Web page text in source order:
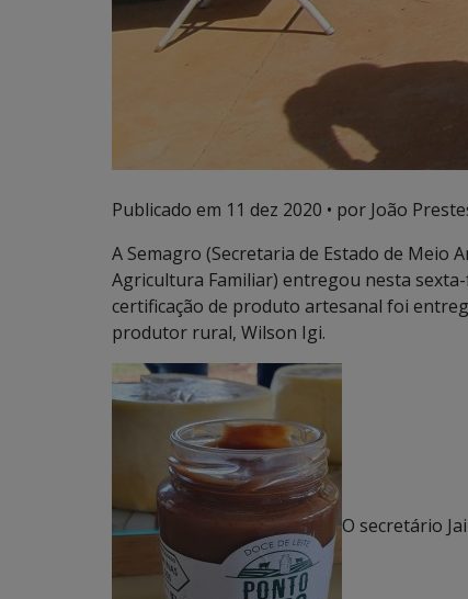
Publicado em 11 dez 2020 • por João
A Semagro (Secretaria de Estado de Meio
Agricultura Familiar) entregou nesta
certificação de produto artesanal foi
produtor rural, Wilson Igi.
O secretário